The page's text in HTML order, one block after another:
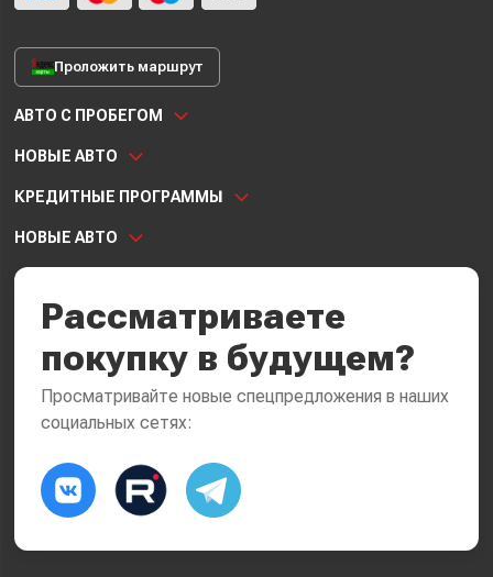
Проложить маршрут
АВТО С ПРОБЕГОМ
НОВЫЕ АВТО
КРЕДИТНЫЕ ПРОГРАММЫ
НОВЫЕ АВТО
Рассматриваете
покупку в будущем?
Просматривайте новые спецпредложения в наших
социальных сетях: